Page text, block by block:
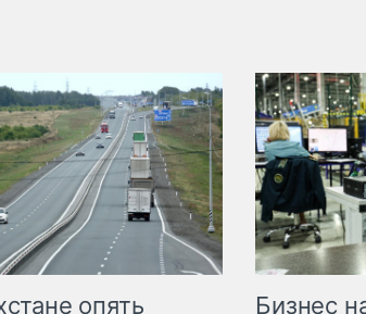
опять
Бизнес